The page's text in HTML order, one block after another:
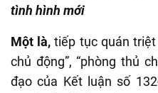
tình hình mới
Một là, tiếp tục quán triệt
chủ động”, “phòng thủ
đạo của Kết luận số